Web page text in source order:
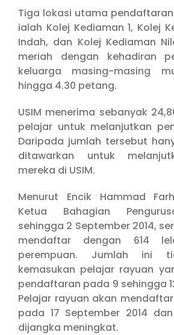
Tiga lokasi utama
ialah Kolej Kediaman 1, Kolej
Indah, dan Kolej Kediaman
meriah dengan kehadiran
keluarga masing-masing
hingga 4.30 petang.
USIM menerima sebanyak
pelajar untuk melanjutkan
Daripada jumlah tersebut
ditawarkan untuk
mereka di USIM.
Menurut Encik Hammad
Ketua Bahagian
sehingga 2 September 2014,
mendaftar dengan 614
perempuan. Jumlah ini
kemasukan pelajar rayuan
pendaftaran pada 9 sehingga
Pelajar rayuan akan
pada 17 September 2014
dijangka meningkat.